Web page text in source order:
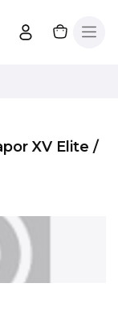
XV Elite /